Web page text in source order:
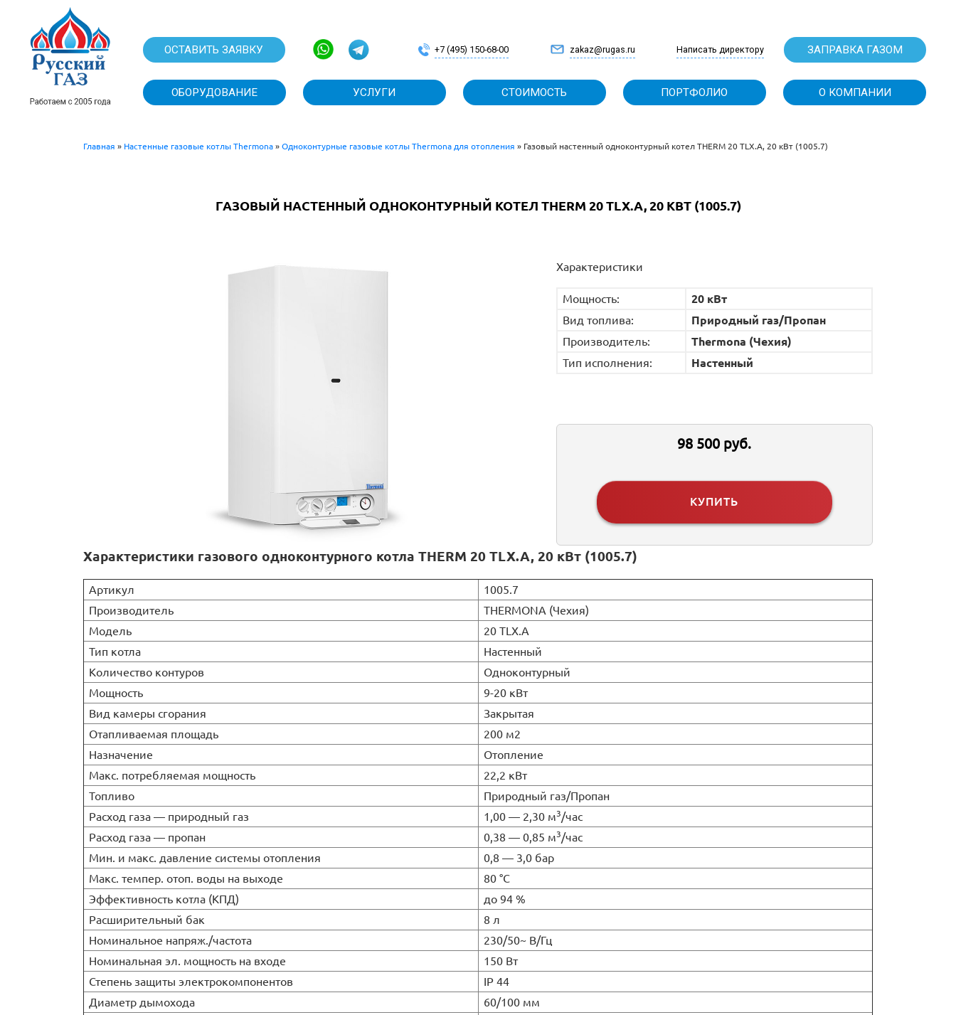
Главная » Настенные газовые котлы Thermona » Одноконтурные газовые котлы Thermona для отопления » Газовый настенный одноконтурный котел THERM 20 TLX.A, 20 кВт (1005.7)
ГАЗОВЫЙ НАСТЕННЫЙ ОДНОКОНТУРНЫЙ КОТЕЛ THERM 20 TLX.A, 20 КВТ (1005.7)
Характеристики
Мощность:
20 кВт
Вид топлива:
Природный газ/Пропан
Производитель:
Thermona (Чехия)
Тип исполнения:
Настенный
98 500 руб.
КУПИТЬ
Характеристики газового одноконтурного котла THERM 20 TLX.A, 20 кВт (1005.7)
Артикул
1005.7
Производитель
THERMONA (Чехия)
Модель
20 TLX.A
Тип котла
Настенный
Количество контуров
Одноконтурный
Мощность
9-20 кВт
Вид камеры сгорания
Закрытая
Отапливаемая площадь
200 м2
Назначение
Отопление
Макс. потребляемая мощность
22,2 кВт
Топливо
Природный газ/Пропан
Расход газа — природный газ
1,00 — 2,30 м3/час
Расход газа — пропан
0,38 — 0,85 м3/час
Мин. и макс. давление системы отопления
0,8 — 3,0 бар
Макс. темпер. отоп. воды на выходе
80 °C
Эффективность котла (КПД)
до 94 %
Расширительный бак
8 л
Номинальное напряж./частота
230/50~ В/Гц
Номинальная эл. мощность на входе
150 Вт
Степень защиты электрокомпонентов
IP 44
Диаметр дымохода
60/100 мм